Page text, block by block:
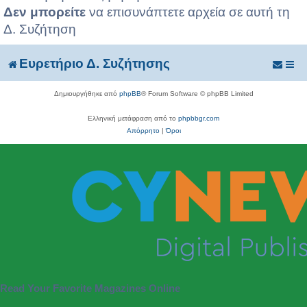
Δεν μπορείτε να επισυνάπτετε αρχεία σε αυτή τη
Δ. Συζήτηση
Ευρετήριο Δ. Συζήτησης
Δημιουργήθηκε από phpBB® Forum Software © phpBB Limited
Ελληνική μετάφραση από το phpbbgr.com
Απόρρητο|Όροι
Read Your Favorite Magazines Online